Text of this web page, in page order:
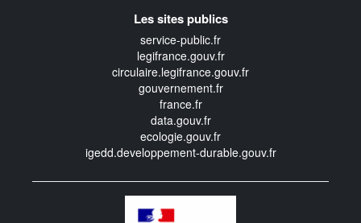
Les sites publics
service-public.fr
legifrance.gouv.fr
circulaire.legifrance.gouv.fr
gouvernement.fr
france.fr
data.gouv.fr
ecologie.gouv.fr
igedd.developpement-durable.gouv.fr